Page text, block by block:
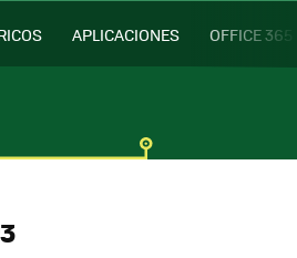
APLICACIONES OFFICE 365